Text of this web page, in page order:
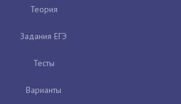
Теория
Задания ЕГЭ
Тесты
Варианты